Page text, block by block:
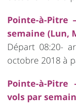
Pointe-à-Pitre
semaine (Lun,
Départ 08:20-
octobre 2018 à
Pointe-à-
vols par